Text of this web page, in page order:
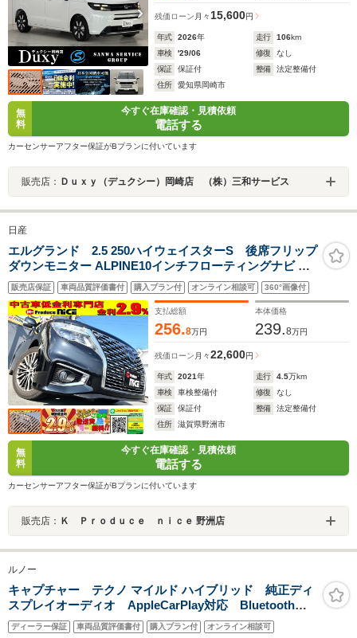
残価ローン 月々15,600円
年式 2026年 走行 106km
車検
'29/06 修復
なし
保証
保証付 整備
法定整備付
住所
愛知県岡崎市
無
料
今すぐ在庫確認・見積依頼
電話する
カーセンサーアフター保証がBプランに付いています
販売店： Ｄｕｘｙ（デュクシー）岡崎店 （株）三和サービス
日産
エルグランド 2.5 250ハイウェイスターS 後席フリップ
ダウンモニター ALPINE10インチフローティングナビ バ
ックカメラ フルセグ ETC 両側電動スライドドア LEDヘ
ッドライト エマージェンシーブレーキ 純正18AW ブライ
ンドスポットモニター
販売店保証 車両品質評価書付 購入プラン付 オンライン相談可 360°画像付
支払総額
256.8万円
本体価格
239.8万円
残価ローン 月々22,600円
年式 2021年 走行 4.5万km
車検
車検整備付 修復
なし
保証
保証付 整備
法定整備付
住所
滋賀県野洲市
無
料
今すぐ在庫確認・見積依頼
電話する
カーセンサーアフター保証がBプランに付いています
販売店： Ｋ Ｐｒｏｄｕｃｅ ｎｉｃｅ 野洲店
ルノー
キャプチャー テクノ マイルド ハイブリッド 純正ディ
スプレイオーディオ AppleCarPlay対応 Bluetooth接
続 LEDヘッドライト ステアリングヒーター アダプ
ディーラー保証 車両品質評価書付 購入プラン付 オンライン相談可